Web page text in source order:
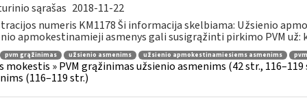
sąrašas 2018-11-22
numeris KM1178 Ši informacija skelbiama: Užsienio
apmokestinamieji asmenys gali susigrąžinti pirkimo PVM už:
pvm grąžinimas užsienio asmenims užsienio apmokestinamiesiems asmenims
mokestis » PVM grąžinimas užsienio asmenims (42 str.,
(116–119 str.)